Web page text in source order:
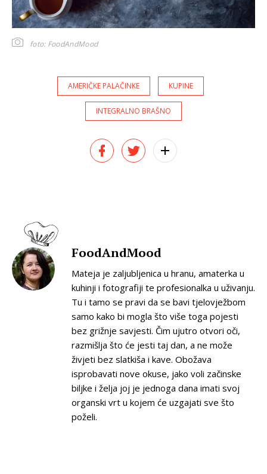
foto: FoodAndMood
AMERIČKE PALAČINKE KUPINE
INTEGRALNO BRAŠNO
FoodAndMood
Mateja je zaljubljenica u hranu, amaterka u
kuhinji i fotografiji te profesionalka u uživanju.
Tu i tamo se pravi da se bavi tjelovježbom
samo kako bi mogla što više toga pojesti
bez grižnje savjesti. Čim ujutro otvori oči,
razmišlja što će jesti taj dan, a ne može
živjeti bez slatkiša i kave. Obožava
isprobavati nove okuse, jako voli začinske
biljke i želja joj je jednoga dana imati svoj
organski vrt u kojem će uzgajati sve što
poželi.